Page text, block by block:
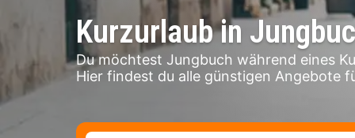
Kurzurlaub in
Du möchtest Jungbuch während eines
Hier findest du alle günstigen Angebote